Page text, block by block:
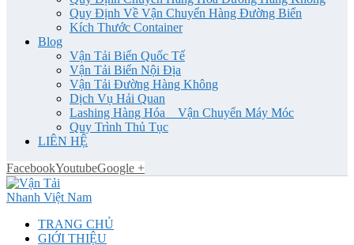
Quy Định Về Vận Chuyển Hàng Đường Biển
Kích Thước Container
Blog
Vận Tải Biển Quốc Tế
Vận Tải Biển Nội Địa
Vận Tải Đường Hàng Không
Dịch Vụ Hải Quan
Lashing Hàng Hóa _ Vận Chuyển Máy Móc
Quy Trình Thủ Tục
LIÊN HỆ
FacebookYoutubeGoogle +
TRANG CHỦ
GIỚI THIỆU